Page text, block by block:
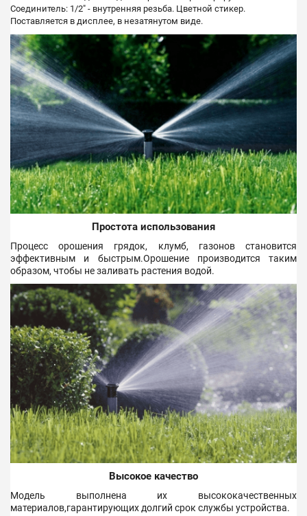
Соединитель: 1/2" - внутренняя резьба. Цветной стикер.
Поставляется в дисплее, в незатянутом виде.
Простота использования
Процесс орошения грядок, клумб, газонов становится
эффективным и быстрым.Орошение производится таким
образом, чтобы не заливать растения водой.
Высокое качество
Модель выполнена их высококачественных
материалов,гарантирующих долгий срок службы устройства.